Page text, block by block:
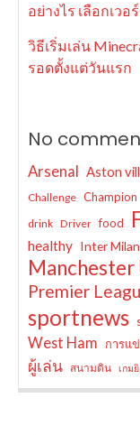
อย่างไร เลือกเว
วิธีเริ่มเล่น
รอดตั้งแต่วันแรก
No
Arsenal Aston
Challenge Champion
drink Driver food
healthy Inter Milan
Manchester
Premier
sportnews
West Ham การแ
ผู้เล่น สนามดิน เกม